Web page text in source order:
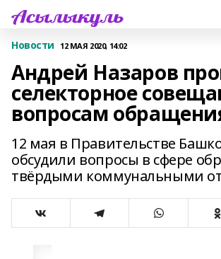
Новости 12 МАЯ 2020, 14:02
Андрей Назаров
селекторное
вопросам
12 мая в Правительстве
обсудили вопросы в сфере
твёрдыми коммунальными